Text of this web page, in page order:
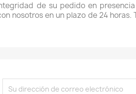
de su pedido en
nosotros en un plazo de 24